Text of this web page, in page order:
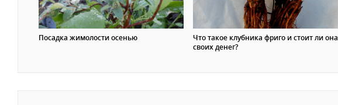
Посадка жимолости осенью
Что такое клубника фриго и стоит ли она
своих денег?